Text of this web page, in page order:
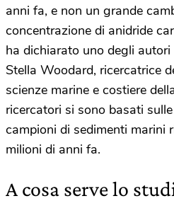
anni fa, e non un grande
concentrazione di anidride
ha dichiarato uno degli
Stella Woodard, ricercatrice
scienze marine e costiere
ricercatori si sono basati
campioni di sedimenti marini
milioni di anni fa.
A cosa serve lo